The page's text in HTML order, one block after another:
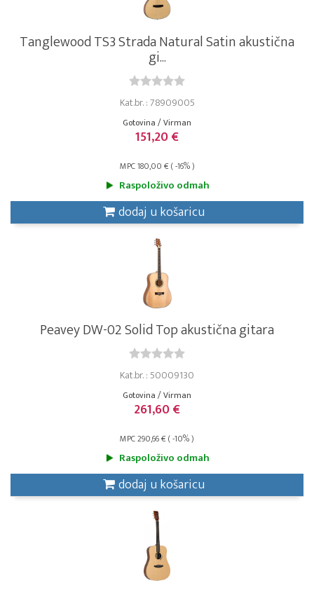
Tanglewood TS3 Strada Natural Satin akustična
gi...
Kat.br. : 78909005
Gotovina / Virman
151,20 €
MPC 180,00 € ( -16% )
Raspoloživo odmah
dodaj u košaricu
Peavey DW-02 Solid Top akustična gitara
Kat.br. : 50009130
Gotovina / Virman
261,60 €
MPC 290,66 € ( -10% )
Raspoloživo odmah
dodaj u košaricu